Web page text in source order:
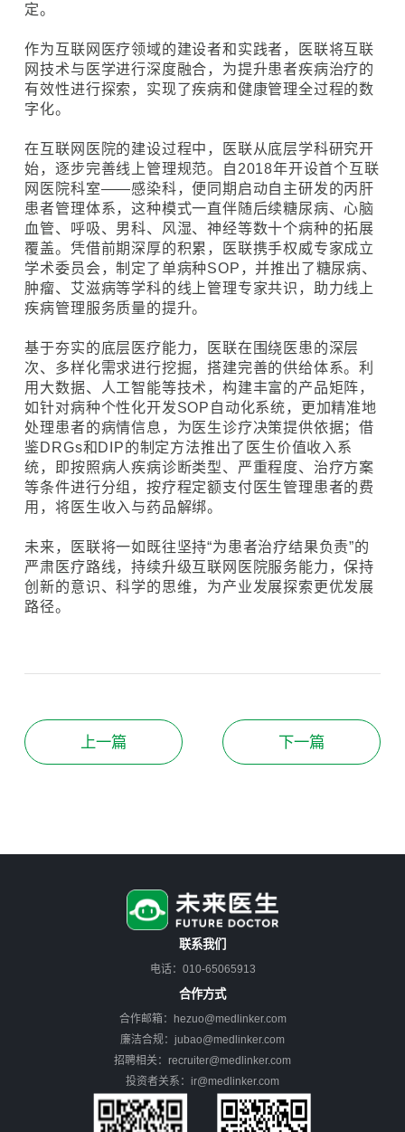
定。
作为互联网医疗领域的建设者和实践者，医联将互联
网技术与医学进行深度融合，为提升患者疾病治疗的
有效性进行探索，实现了疾病和健康管理全过程的数
字化。
在互联网医院的建设过程中，医联从底层学科研究开
始，逐步完善线上管理规范。自2018年开设首个互联
网医院科室——感染科，便同期启动自主研发的丙肝
患者管理体系，这种模式一直伴随后续糖尿病、心脑
血管、呼吸、男科、风湿、神经等数十个病种的拓展
覆盖。凭借前期深厚的积累，医联携手权威专家成立
学术委员会，制定了单病种SOP，并推出了糖尿病、
肿瘤、艾滋病等学科的线上管理专家共识，助力线上
疾病管理服务质量的提升。
基于夯实的底层医疗能力，医联在围绕医患的深层
次、多样化需求进行挖掘，搭建完善的供给体系。利
用大数据、人工智能等技术，构建丰富的产品矩阵，
如针对病种个性化开发SOP自动化系统，更加精准地
处理患者的病情信息，为医生诊疗决策提供依据；借
鉴DRGs和DIP的制定方法推出了医生价值收入系
统，即按照病人疾病诊断类型、严重程度、治疗方案
等条件进行分组，按疗程定额支付医生管理患者的费
用，将医生收入与药品解绑。
未来，医联将一如既往坚持“为患者治疗结果负责”的
严肃医疗路线，持续升级互联网医院服务能力，保持
创新的意识、科学的思维，为产业发展探索更优发展
路径。
上一篇 下一篇
联系我们
电话：010-65065913
合作方式
合作邮箱：hezuo@medlinker.com
廉洁合规：jubao@medlinker.com
招聘相关：recruiter@medlinker.com
投资者关系：ir@medlinker.com